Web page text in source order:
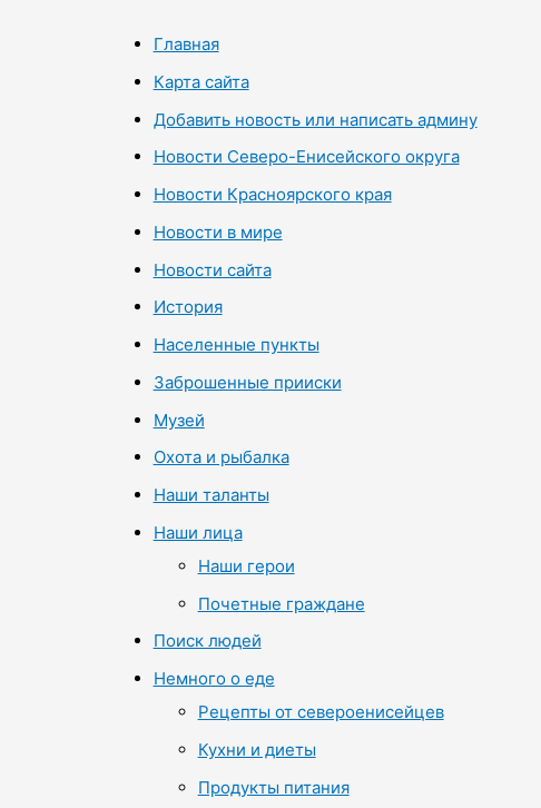
Главная
Карта сайта
Добавить новость или написать админу
Новости Северо-Енисейского округа
Новости Красноярского края
Новости в мире
Новости сайта
История
Населенные пункты
Заброшенные прииски
Музей
Охота и рыбалка
Наши таланты
Наши лица
Наши герои
Почетные граждане
Поиск людей
Немного о еде
Рецепты от североенисейцев
Кухни и диеты
Продукты питания